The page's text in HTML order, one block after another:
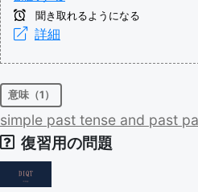
聞き取れるようになる
詳細
意味（1）
simple past tense and past
復習用の問題